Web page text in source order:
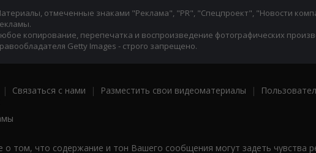
отмеченные знаками "Реклама", "PR", "Спецпроект", "Новости
копирование, перепечатка и воспроизведение фотографических
Getty Images - строго запрещено.
| Связаться с нами | Разместить свои видеоматериалы |
том, что содержание и тон Вашего сообщения могут задеть чувства